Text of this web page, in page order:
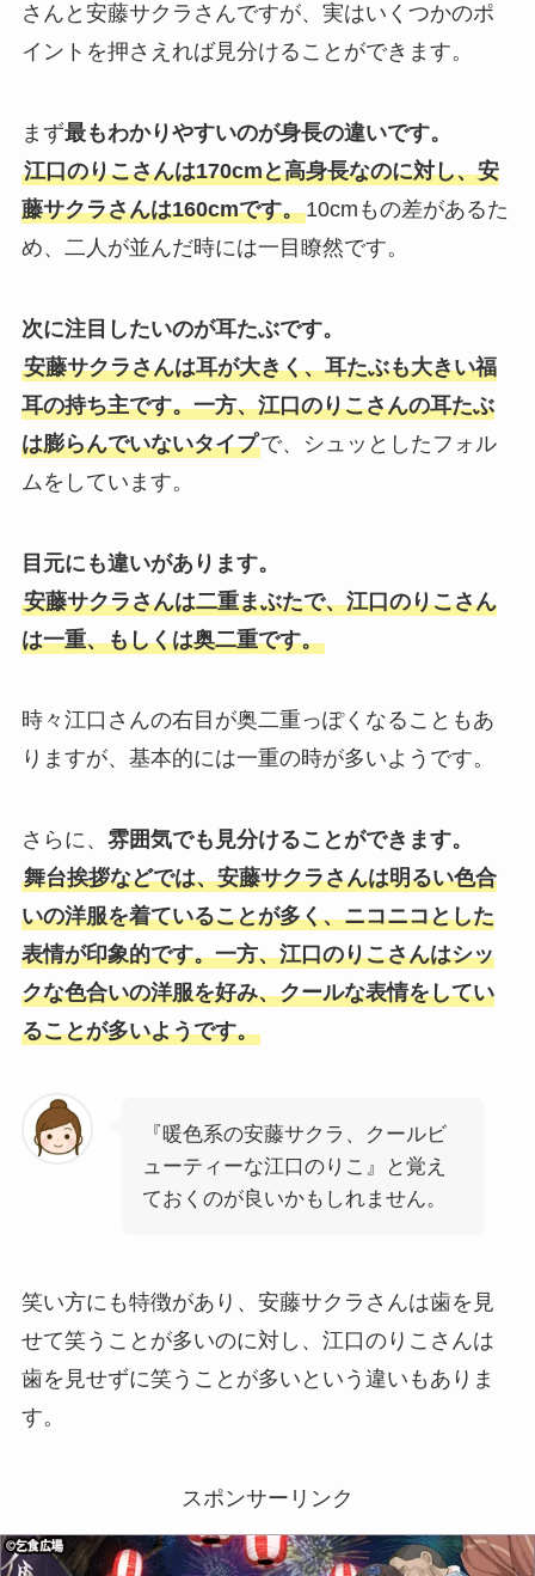
さんと安藤サクラさんですが、実はいくつかのポ
イントを押さえれば見分けることができます。
まず最もわかりやすいのが身長の違いです。
江口のりこさんは170cmと高身長なのに対し、安
藤サクラさんは160cmです。10cmもの差があるた
め、二人が並んだ時には一目瞭然です。
次に注目したいのが耳たぶです。
安藤サクラさんは耳が大きく、耳たぶも大きい福
耳の持ち主です。一方、江口のりこさんの耳たぶ
は膨らんでいないタイプで、シュッとしたフォル
ムをしています。
目元にも違いがあります。
安藤サクラさんは二重まぶたで、江口のりこさん
は一重、もしくは奥二重です。
時々江口さんの右目が奥二重っぽくなることもあ
りますが、基本的には一重の時が多いようです。
さらに、 雰囲気でも見分けることができます。
舞台挨拶などでは、安藤サクラさんは明るい色合
いの洋服を着ていることが多く、ニコニコとした
表情が印象的です。一方、江口のりこさんはシッ
クな色合いの洋服を好み、クールな表情をしてい
ることが多いようです。
『暖色系の安藤サクラ、クールビ
ューティーな江口のりこ』と覚え
ておくのが良いかもしれません。
笑い方にも特徴があり、安藤サクラさんは歯を見
せて笑うことが多いのに対し、江口のりこさんは
歯を見せずに笑うことが多いという違いもありま
す。
スポンサーリンク